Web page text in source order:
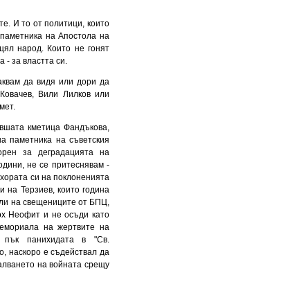
И то от политици, които
на Апостола на
народ. Които не гонят
- за властта си.
да видя или дори да
Вили Лилков или
кметица Фандъкова,
паметника на съветския
за деградацията на
не се притеснявам -
си на поклоненията
Терзиев, които година
на свещениците от БПЦ,
Неофит и не осъди като
на жертвите на
пък панихидата в "Св.
наскоро е съдействал да
на войната срещу